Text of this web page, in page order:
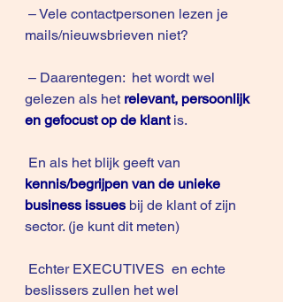
mails/nieuwsbrieven niet?
gelezen als het relevant, persoonlijk
en gefocust op de klant is.
En als het blijk geeft van
kennis/begrijpen van de unieke
business issues bij de klant of zijn
sector. (je kunt dit meten)
beslissers zullen het wel